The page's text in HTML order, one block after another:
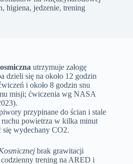
higiena, jedzenie, trening
utrzymuje załogę
dzieli się na około 12 godzin
i około 8 godzin snu
misji; ćwiczenia wg NASA
przypinane do ścian i stale
powietrza w kilka minut
się wydechany CO2.
brak grawitacji
trening na ARED i